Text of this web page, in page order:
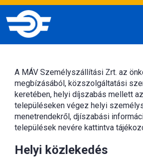
A MÁV Személyszállítási Zrt. az
megbízásából, közszolgáltatási
keretében, helyi díjszabás mellett
településeken végez helyi
menetrendekről, djíszabási
települések nevére kattintva
Helyi közlekedés